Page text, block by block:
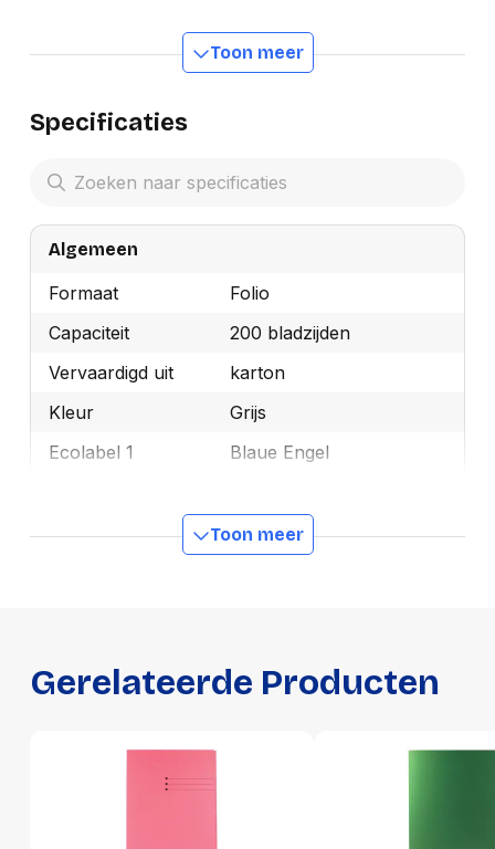
Toon meer
Specificaties
Algemeen
Formaat
Folio
Capaciteit
200 bladzijden
Vervaardigd uit
karton
Kleur
Grijs
Ecolabel 1
Blaue Engel
OEMCode
1032307
GTIN
5411313894500
Toon meer
Gerelateerde Producten